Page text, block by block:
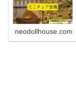
neodollhouse.com